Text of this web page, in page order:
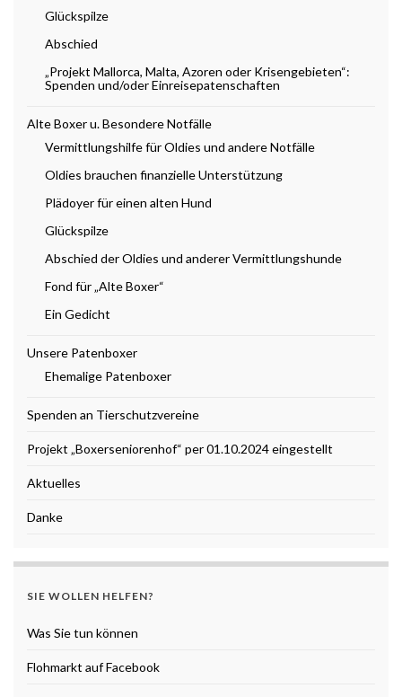
Glückspilze
Abschied
„Projekt Mallorca, Malta, Azoren oder Krisengebieten“:
Spenden und/oder Einreisepatenschaften
Alte Boxer u. Besondere Notfälle
Vermittlungshilfe für Oldies und andere Notfälle
Oldies brauchen finanzielle Unterstützung
Plädoyer für einen alten Hund
Glückspilze
Abschied der Oldies und anderer Vermittlungshunde
Fond für „Alte Boxer“
Ein Gedicht
Unsere Patenboxer
Ehemalige Patenboxer
Spenden an Tierschutzvereine
Projekt „Boxerseniorenhof“ per 01.10.2024 eingestellt
Aktuelles
Danke
SIE WOLLEN HELFEN?
Was Sie tun können
Flohmarkt auf Facebook